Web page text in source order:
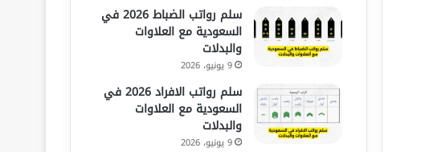
سلم رواتب الضباط 2026 في
السعودية مع العلاوات
والبدلات
9 يونيو، 2026
سلم رواتب الافراد 2026 في
السعودية مع العلاوات
والبدلات
9 يونيو، 2026